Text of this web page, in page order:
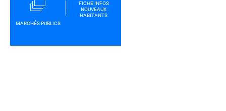
MARCHÉS PUBLICS
FICHE INFOS
NOUVEAUX
HABITANTS